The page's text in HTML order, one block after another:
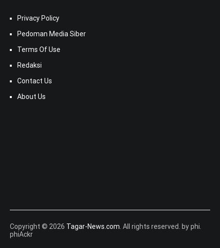
Privacy Policy
Pedoman Media Siber
Terms Of Use
Redaksi
Contact Us
About Us
Copyright © 2026 Tagar-News.com . All rights reserved. by phi.
phiAckr